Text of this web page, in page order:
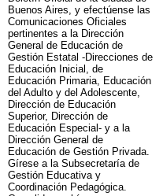
Buenos Aires, y efectúense las
Comunicaciones Oficiales
pertinentes a la Dirección
General de Educación de
Gestión Estatal -Direcciones de
Educación Inicial, de
Educación Primaria, Educación
del Adulto y del Adolescente,
Dirección de Educación
Superior, Dirección de
Educación Especial- y a la
Dirección General de
Educación de Gestión Privada.
Gírese a la Subsecretaría de
Gestión Educativa y
Coordinación Pedagógica.